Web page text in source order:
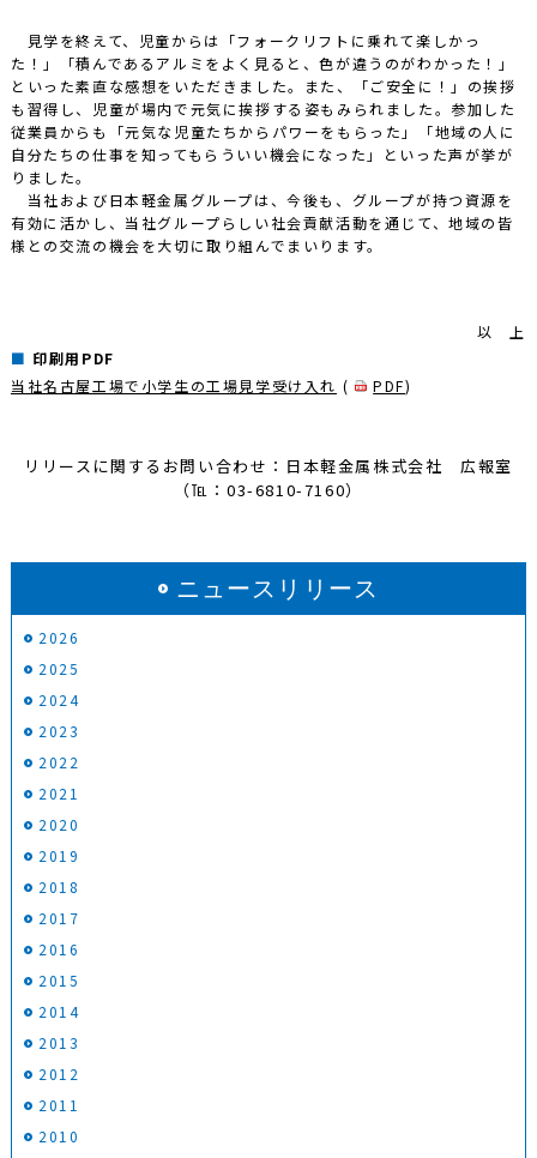
見学を終えて、児童からは「フォークリフトに乗れて楽しかっ
た！」「積んであるアルミをよく見ると、色が違うのがわかった！」
といった素直な感想をいただきました。また、「ご安全に！」の挨拶
も習得し、児童が場内で元気に挨拶する姿もみられました。参加した
従業員からも「元気な児童たちからパワーをもらった」「地域の人に
自分たちの仕事を知ってもらういい機会になった」といった声が挙が
りました。
当社および日本軽金属グループは、今後も、グループが持つ資源を
有効に活かし、当社グループらしい社会貢献活動を通じて、地域の皆
様との交流の機会を大切に取り組んでまいります。
以 上
印刷用PDF
当社名古屋工場で小学生の工場見学受け入れ ( PDF)
リリースに関するお問い合わせ：日本軽金属株式会社 広報室
（℡：03-6810-7160）
ニュースリリース
2026
2025
2024
2023
2022
2021
2020
2019
2018
2017
2016
2015
2014
2013
2012
2011
2010